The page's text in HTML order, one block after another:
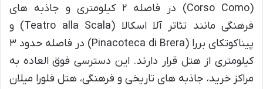
(Corso Como) در فاصله ۲ کیلومتری و جاذبه های
فرهنگی مانند تئاتر آلا اسکالا (Teatro alla Scala) و
پیناکوتکای بررا (Pinacoteca di Brera) در فاصله حدود ۳
کیلومتری از هتل قرار دارند. این دسترسی فوق العاده به
مراکز خرید، جاذبه های تاریخی و فرهنگی، هتل فلورا میلان